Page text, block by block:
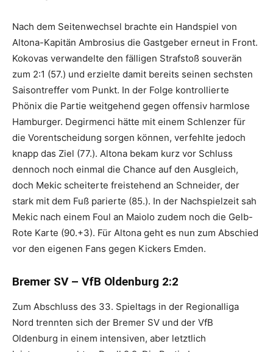
Nach dem Seitenwechsel brachte ein Handspiel von
Altona-Kapitän Ambrosius die Gastgeber erneut in Front.
Kokovas verwandelte den fälligen Strafstoß souverän
zum 2:1 (57.) und erzielte damit bereits seinen sechsten
Saisontreffer vom Punkt. In der Folge kontrollierte
Phönix die Partie weitgehend gegen offensiv harmlose
Hamburger. Degirmenci hätte mit einem Schlenzer für
die Vorentscheidung sorgen können, verfehlte jedoch
knapp das Ziel (77.). Altona bekam kurz vor Schluss
dennoch noch einmal die Chance auf den Ausgleich,
doch Mekic scheiterte freistehend an Schneider, der
stark mit dem Fuß parierte (85.). In der Nachspielzeit sah
Mekic nach einem Foul an Maiolo zudem noch die Gelb-
Rote Karte (90.+3). Für Altona geht es nun zum Abschied
vor den eigenen Fans gegen Kickers Emden.
Bremer SV – VfB Oldenburg 2:2
Zum Abschluss des 33. Spieltags in der Regionalliga
Nord trennten sich der Bremer SV und der VfB
Oldenburg in einem intensiven, aber letztlich